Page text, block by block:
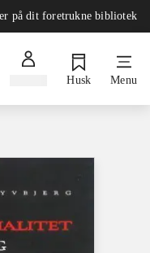
på dit foretrukne bibliotek
Husk Menu